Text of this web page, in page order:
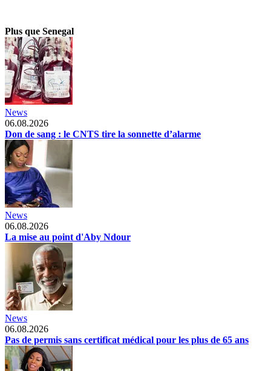
Plus que Senegal
News
06.08.2026
Don de sang : le CNTS tire la sonnette d’alarme
News
06.08.2026
La mise au point d'Aby Ndour
News
06.08.2026
Pas de permis sans certificat médical pour les plus de 65 ans